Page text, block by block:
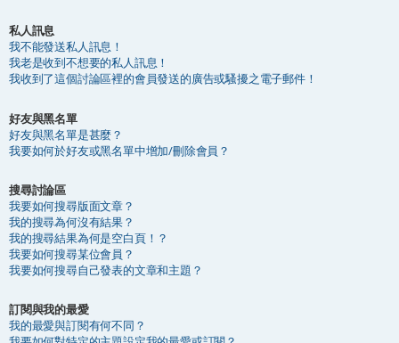
私人訊息
我不能發送私人訊息！
我老是收到不想要的私人訊息！
我收到了這個討論區裡的會員發送的廣告或騷擾之電子郵件！
好友與黑名單
好友與黑名單是甚麼？
我要如何於好友或黑名單中增加/刪除會員？
搜尋討論區
我要如何搜尋版面文章？
我的搜尋為何沒有結果？
我的搜尋結果為何是空白頁！？
我要如何搜尋某位會員？
我要如何搜尋自己發表的文章和主題？
訂閱與我的最愛
我的最愛與訂閱有何不同？